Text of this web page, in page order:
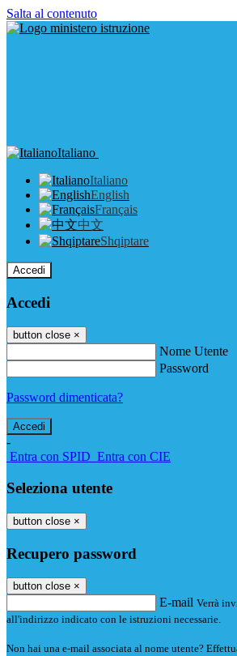
Salta al contenuto
Italiano
Italiano
English
Français
中文
Shqiptare
Accedi
Accedi
button close ×
Nome Utente
Password
Password dimenticata?
-
Entra con SPID Entra con CIE
Seleziona utente
button close ×
Recupero password
button close ×
E-mail Verrà
all'indirizzo indicato con le istruzioni necessarie.
Non hai una e-mail associata al nome utente?